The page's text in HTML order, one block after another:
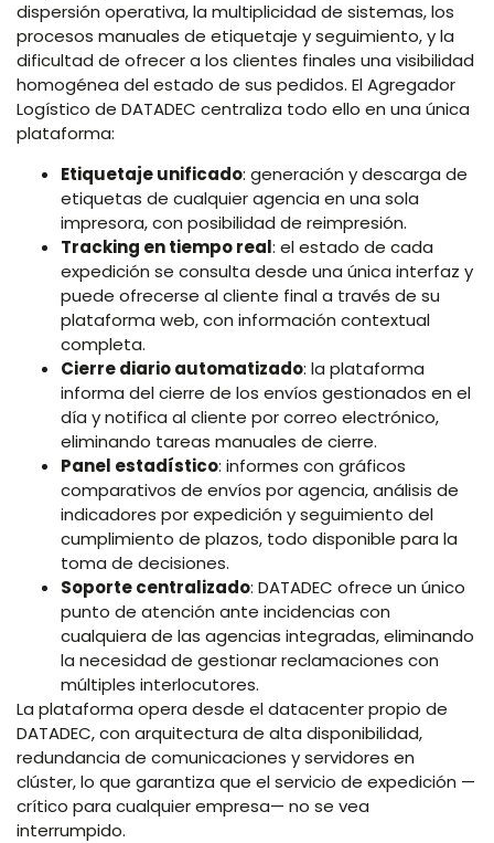
dispersión operativa, la multiplicidad de sistemas, los
procesos manuales de etiquetaje y seguimiento, y la
dificultad de ofrecer a los clientes finales una visibilidad
homogénea del estado de sus pedidos. El Agregador
Logístico de DATADEC centraliza todo ello en una única
plataforma:
Etiquetaje unificado: generación y descarga de
etiquetas de cualquier agencia en una sola
impresora, con posibilidad de reimpresión.
Tracking en tiempo real: el estado de cada
expedición se consulta desde una única interfaz y
puede ofrecerse al cliente final a través de su
plataforma web, con información contextual
completa.
Cierre diario automatizado: la plataforma
informa del cierre de los envíos gestionados en el
día y notifica al cliente por correo electrónico,
eliminando tareas manuales de cierre.
Panel estadístico: informes con gráficos
comparativos de envíos por agencia, análisis de
indicadores por expedición y seguimiento del
cumplimiento de plazos, todo disponible para la
toma de decisiones.
Soporte centralizado: DATADEC ofrece un único
punto de atención ante incidencias con
cualquiera de las agencias integradas, eliminando
la necesidad de gestionar reclamaciones con
múltiples interlocutores.
La plataforma opera desde el datacenter propio de
DATADEC, con arquitectura de alta disponibilidad,
redundancia de comunicaciones y servidores en
clúster, lo que garantiza que el servicio de expedición —
crítico para cualquier empresa— no se vea
interrumpido.